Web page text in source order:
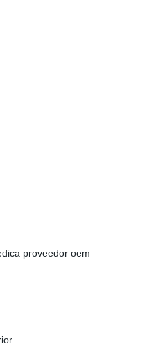
proveedor oem